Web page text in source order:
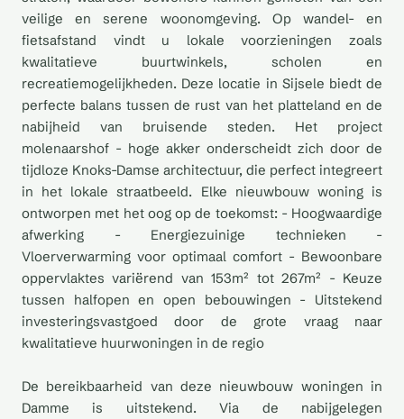
veilige en serene woonomgeving. Op wandel- en
fietsafstand vindt u lokale voorzieningen zoals
kwalitatieve buurtwinkels, scholen en
recreatiemogelijkheden. Deze locatie in Sijsele biedt de
perfecte balans tussen de rust van het platteland en de
nabijheid van bruisende steden. Het project
molenaarshof - hoge akker onderscheidt zich door de
tijdloze Knoks-Damse architectuur, die perfect integreert
in het lokale straatbeeld. Elke nieuwbouw woning is
ontworpen met het oog op de toekomst: - Hoogwaardige
afwerking - Energiezuinige technieken -
Vloerverwarming voor optimaal comfort - Bewoonbare
oppervlaktes variërend van 153m² tot 267m² - Keuze
tussen halfopen en open bebouwingen - Uitstekend
investeringsvastgoed door de grote vraag naar
kwalitatieve huurwoningen in de regio
De bereikbaarheid van deze nieuwbouw woningen in
Damme is uitstekend. Via de nabijgelegen